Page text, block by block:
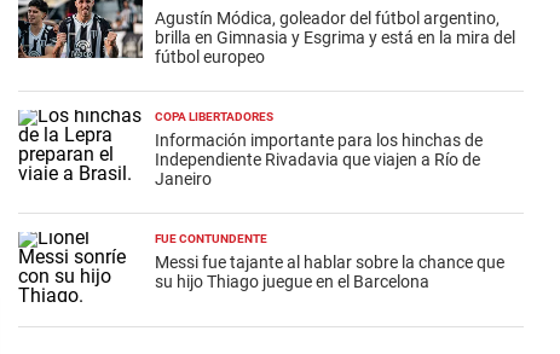
Agustín Módica, goleador del fútbol argentino,
brilla en Gimnasia y Esgrima y está en la mira del
fútbol europeo
COPA LIBERTADORES
Información importante para los hinchas de
Independiente Rivadavia que viajen a Río de
Janeiro
FUE CONTUNDENTE
Messi fue tajante al hablar sobre la chance que
su hijo Thiago juegue en el Barcelona